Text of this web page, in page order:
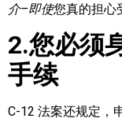
介–即使您真的担心
2.您必须
手续
C-12 法案还规定，